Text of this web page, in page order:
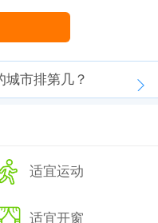
城市排第几？
适宜运动
适宜开窗